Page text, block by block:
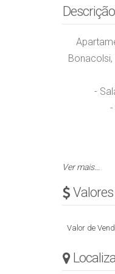
-
Apto
Obs.:
Ver mais...
Valor de